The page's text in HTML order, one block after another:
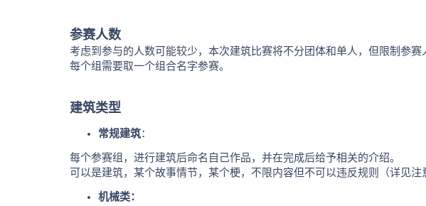
参赛人数
考虑到参与的人数可能较少，本次建筑比赛将不分团体和单人，但限制参赛
每个组需要取一个组合名字参赛。
建筑类型
常规建筑：
每个参赛组，进行建筑后命名自己作品，并在完成后给予相关的介绍。
可以是建筑，某个故事情节，某个梗，不限内容但不可以违反规则（详见注
机械类：